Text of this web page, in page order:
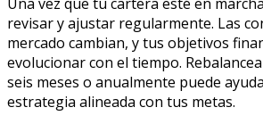
revisar y ajustar regularmente. Las
mercado cambian, y tus objetivos
evolucionar con el tiempo.
seis meses o anualmente puede
estrategia alineada con tus metas.